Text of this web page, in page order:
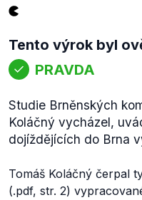
Tento výrok byl
PRAVDA
Studie Brněnských
Koláčný vycházel,
dojíždějících do Brna
Tomáš Koláčný čerpal
(.pdf, str. 2)